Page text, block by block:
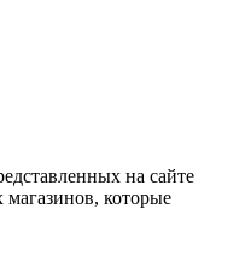
на сайте
которые